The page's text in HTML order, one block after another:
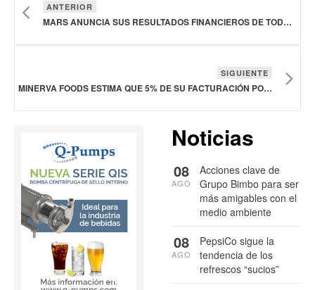
ANTERIOR
MARS ANUNCIA SUS RESULTADOS FINANCIEROS DE TODO 2024
SIGUIENTE
MINERVA FOODS ESTIMA QUE 5% DE SU FACTURACIÓN PODRÍA VERSE AFECTADA POR LOS NUEVOS ARANCELES ESTADOUNIDENSES
Noticias
Acciones clave de
Grupo Bimbo para ser
más amigables con el
medio ambiente
08
AGO
PepsiCo sigue la
tendencia de los
refrescos “sucios”
08
AGO